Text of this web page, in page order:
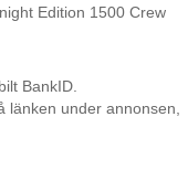
Edition 1500 Crew
BankID.
under annonsen,